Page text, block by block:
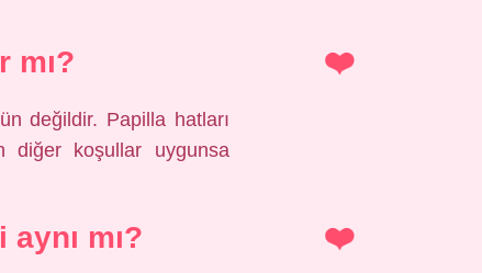
mı?
değildir. Papilla hatları
diğer koşullar uygunsa
mı?